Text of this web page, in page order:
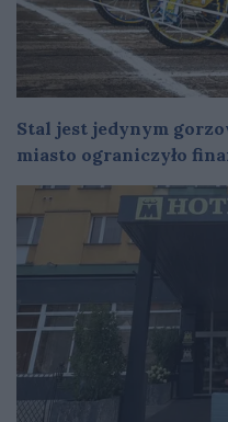
Stal jest jedynym
miasto ograniczyło